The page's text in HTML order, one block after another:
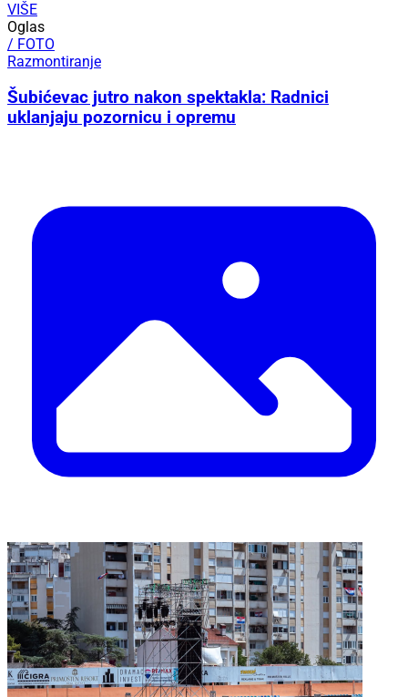
VIŠE
Oglas
/ FOTO
Razmontiranje
Šubićevac jutro nakon spektakla: Radnici
uklanjaju pozornicu i opremu